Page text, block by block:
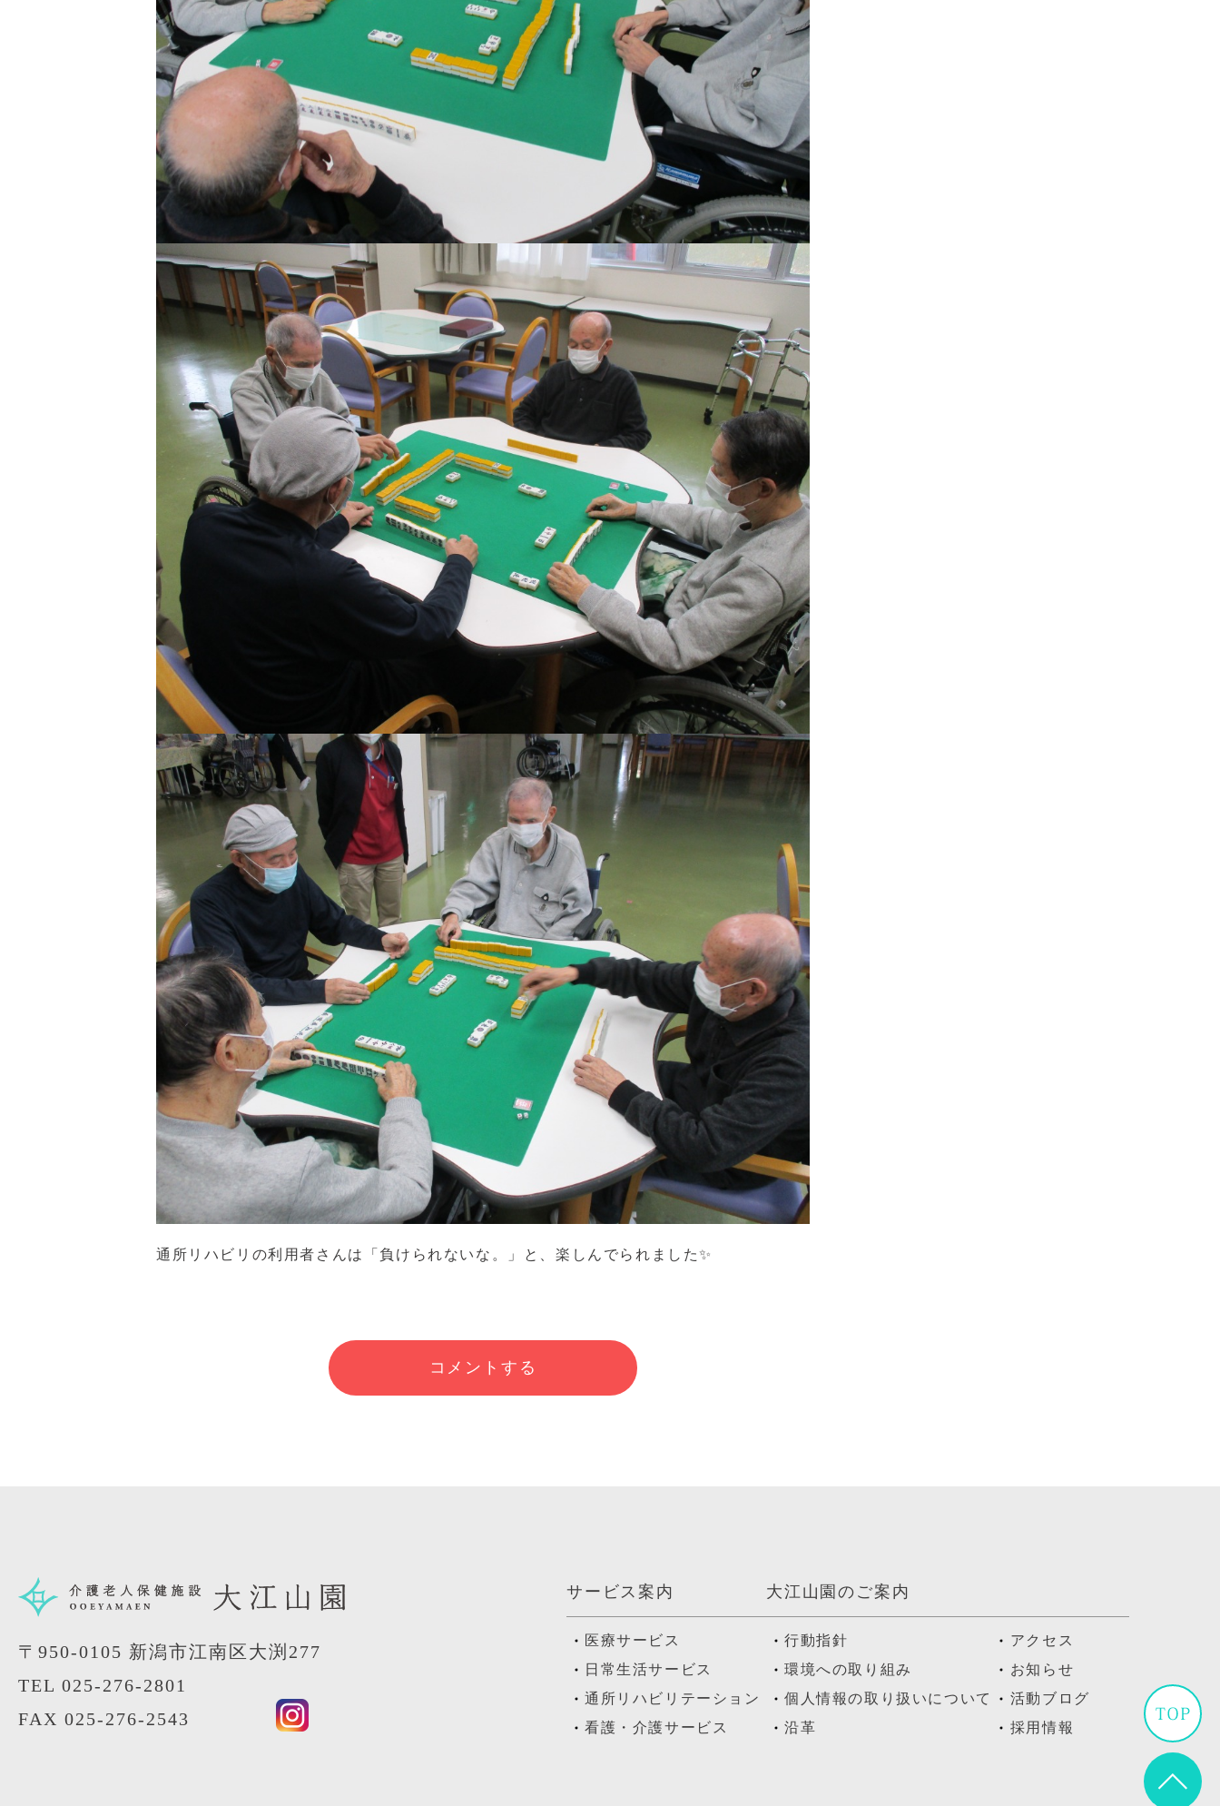
通所リハビリの利用者さんは「負けられないな。」と、楽しんでられました✨
コメントする
サービス案内
医療サービス
日常生活サービス
通所リハビリテーション
看護・介護サービス
大江山園のご案内
行動指針
環境への取り組み
個人情報の取り扱いについて
沿革
アクセス
お知らせ
活動ブログ
採用情報
〒950-0105 新潟市江南区大渕277
TEL 025-276-2801
FAX 025-276-2543